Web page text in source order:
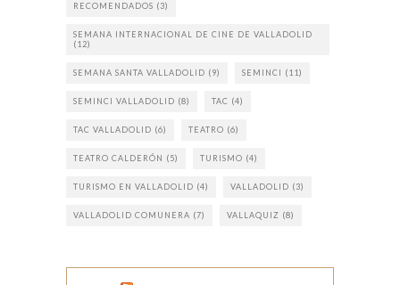
RECOMENDADOS (3)
SEMANA INTERNACIONAL DE CINE DE VALLADOLID
(12)
SEMANA SANTA VALLADOLID (9) SEMINCI (11)
SEMINCI VALLADOLID (8) TAC (4)
TAC VALLADOLID (6) TEATRO (6)
TEATRO CALDERÓN (5) TURISMO (4)
TURISMO EN VALLADOLID (4) VALLADOLID (3)
VALLADOLID COMUNERA (7) VALLAQUIZ (8)